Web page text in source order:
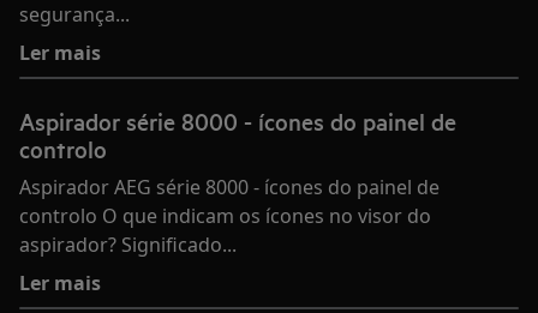
segurança...
Ler mais
Aspirador série 8000 - ícones do painel de
controlo
Aspirador AEG série 8000 - ícones do painel de
controlo O que indicam os ícones no visor do
aspirador? Significado...
Ler mais